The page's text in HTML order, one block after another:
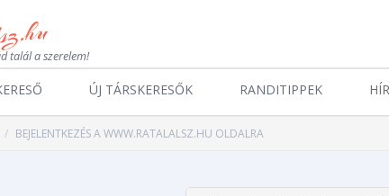
talál a szerelem!
ÚJ TÁRSKERESŐK RANDITIPPEK
BEJELENTKEZÉS A WWW.RATALALSZ.HU OLDALRA